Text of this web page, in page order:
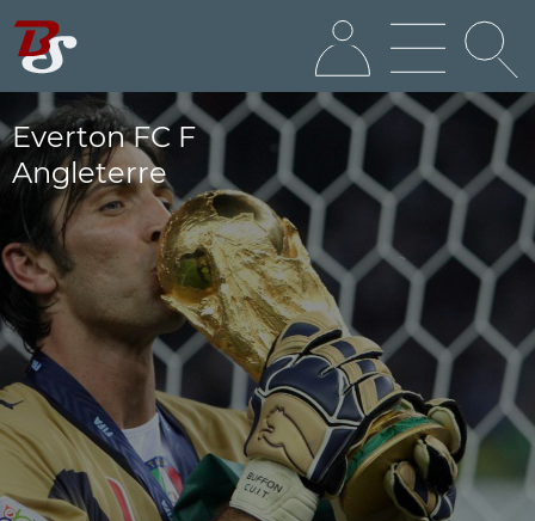
Everton FC F
Angleterre